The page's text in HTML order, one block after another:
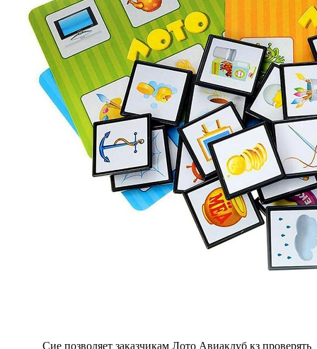
Сие позволяет заказчикам Лото Авиаклуб кз проверять